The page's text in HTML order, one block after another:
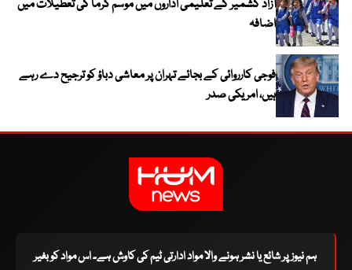
آزاد کشمیر کے تعلیمی اداروں میں موسم گرما کی تعطیلات میں
اضافہ
فوجی کارروائی کے بجائے تہران پر معاشی دباؤ کو ترجیح دے رہے
ہیں، امریکی صدر
ہم نیوز پر شائع یا نشر ہونے والا مواد ادارتی ٹیم کی کاوش ہے۔ اس مواد کو بغیر